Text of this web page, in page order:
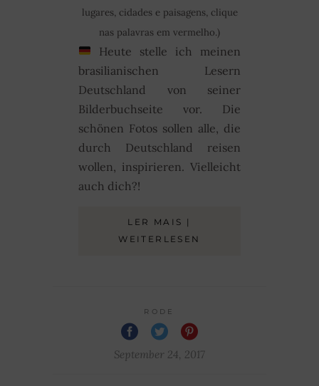
lugares, cidades e paisagens, clique
nas palavras em vermelho.)
Heute stelle ich meinen
brasilianischen Lesern
Deutschland von seiner
Bilderbuchseite vor. Die
schönen Fotos sollen alle, die
durch Deutschland reisen
wollen, inspirieren. Vielleicht
auch dich?!
LER MAIS |
WEITERLESEN
RODE
September 24, 2017